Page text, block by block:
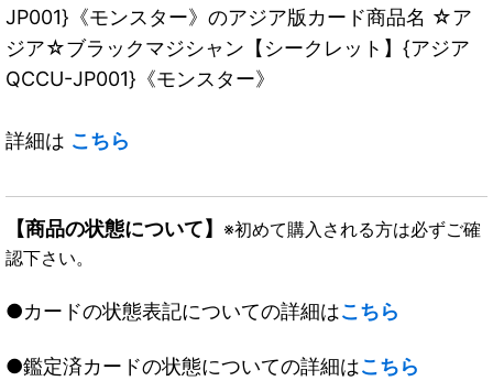
JP001}《モンスター》のアジア版カード商品名 ☆ア
ジア☆ブラックマジシャン【シークレット】{アジア
QCCU-JP001}《モンスター》
詳細は こちら
【商品の状態について】 ※初めて購入される方は必ずご確
認下さい。
●カードの状態表記についての詳細はこちら
●鑑定済カードの状態についての詳細はこちら